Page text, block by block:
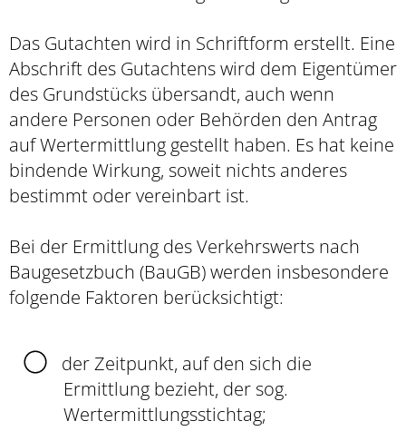
Das Gutachten wird in Schriftform erstellt. Eine
Abschrift des Gutachtens wird dem Eigentümer
des Grundstücks übersandt, auch wenn
andere Personen oder Behörden den Antrag
auf Wertermittlung gestellt haben. Es hat keine
bindende Wirkung, soweit nichts anderes
bestimmt oder vereinbart ist.
Bei der Ermittlung des Verkehrswerts nach
Baugesetzbuch (BauGB) werden insbesondere
folgende Faktoren berücksichtigt:
der Zeitpunkt, auf den sich die
Ermittlung bezieht, der sog.
Wertermittlungsstichtag;